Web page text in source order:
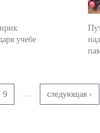
учебе
9 следующая ›